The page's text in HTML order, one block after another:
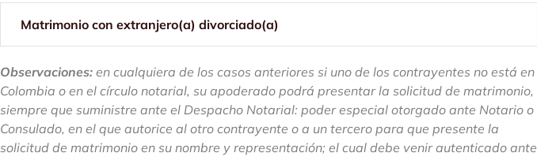
Matrimonio con extranjero(a) divorciado(a)
Observaciones: en cualquiera de los casos anteriores si uno de los contrayentes no está en
Colombia o en el círculo notarial, su apoderado podrá presentar la solicitud de matrimonio,
siempre que suministre ante el Despacho Notarial: poder especial otorgado ante Notario o
Consulado, en el que autorice al otro contrayente o a un tercero para que presente la
solicitud de matrimonio en su nombre y representación; el cual debe venir autenticado ante